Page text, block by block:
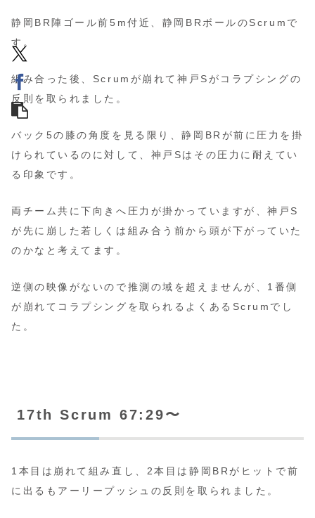
静岡BR陣ゴール前5m付近、静岡BRボールのScrumで
す。
組み合った後、Scrumが崩れて神戸Sがコラプシングの
反則を取られました。
バック5の膝の角度を見る限り、静岡BRが前に圧力を掛
けられているのに対して、神戸Sはその圧力に耐えてい
る印象です。
両チーム共に下向きへ圧力が掛かっていますが、神戸S
が先に崩した若しくは組み合う前から頭が下がっていた
のかなと考えてます。
逆側の映像がないので推測の域を超えませんが、1番側
が崩れてコラプシングを取られるよくあるScrumでし
た。
17th Scrum 67:29〜
1本目は崩れて組み直し、2本目は静岡BRがヒットで前
に出るもアーリープッシュの反則を取られました。